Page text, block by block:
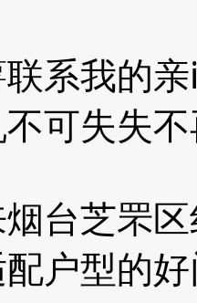
系我的
可失失
台芝罘
户型的